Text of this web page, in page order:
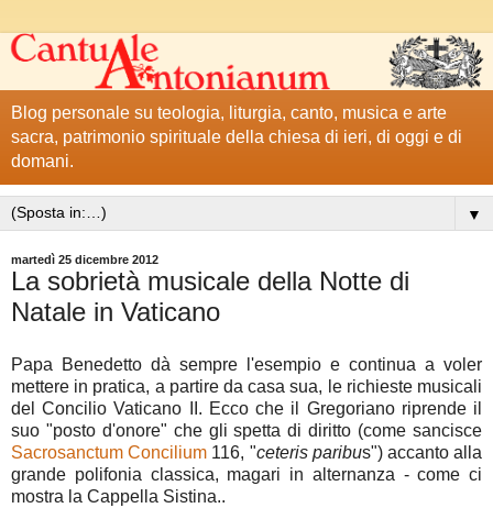
Blog personale su teologia, liturgia, canto, musica e arte
sacra, patrimonio spirituale della chiesa di ieri, di oggi e di
domani.
▼
martedì 25 dicembre 2012
La sobrietà musicale della Notte di
Natale in Vaticano
Papa Benedetto dà sempre l'esempio e continua a voler
mettere in pratica, a partire da casa sua, le richieste musicali
del Concilio Vaticano II. Ecco che il Gregoriano riprende il
suo "posto d'onore" che gli spetta di diritto (come sancisce
Sacrosanctum Concilium 116, "ceteris paribus") accanto alla
grande polifonia classica, magari in alternanza - come ci
mostra la Cappella Sistina..